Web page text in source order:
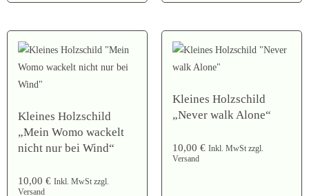
Kleines Holzschild
„Mein Womo wackelt
nicht nur bei Wind“
10,00 € Inkl. MwSt zzgl.
Versand
Kleines Holzschild
„Never walk Alone“
10,00 € Inkl. MwSt zzgl.
Versand